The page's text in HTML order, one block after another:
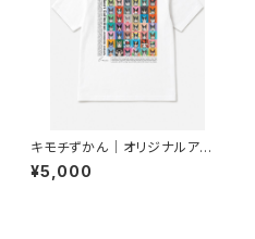
キモチずかん｜オリジナルアート
Tシャツ
¥5,000